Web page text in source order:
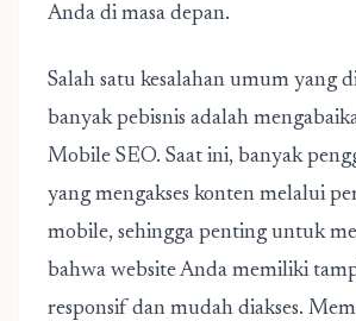
Anda di masa depan.
Salah satu kesalahan umum yang
banyak pebisnis adalah
Mobile SEO. Saat ini, banyak
yang mengakses konten melalui
mobile, sehingga penting untuk
bahwa website Anda memiliki
responsif dan mudah diakses.